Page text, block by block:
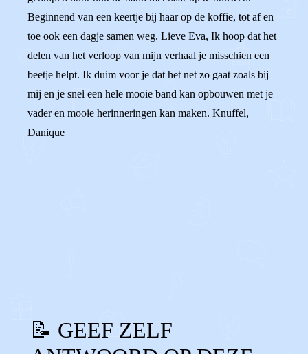
Beginnend van een keertje bij haar op de koffie, tot af en
toe ook een dagje samen weg. Lieve Eva, Ik hoop dat het
delen van het verloop van mijn verhaal je misschien een
beetje helpt. Ik duim voor je dat het net zo gaat zoals bij
mij en je snel een hele mooie band kan opbouwen met je
vader en mooie herinneringen kan maken. Knuffel,
Danique
📝 GEEF ZELF